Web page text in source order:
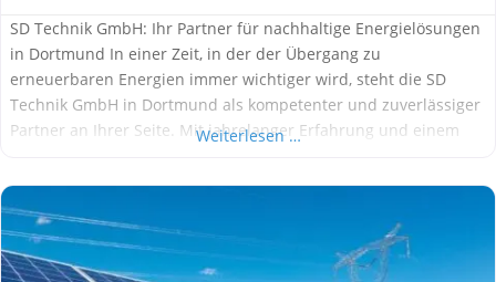
SD Technik GmbH: Ihr Partner für nachhaltige Energielösungen
in Dortmund In einer Zeit, in der der Übergang zu
erneuerbaren Energien immer wichtiger wird, steht die SD
Technik GmbH in Dortmund als kompetenter und zuverlässiger
Partner an Ihrer Seite. Mit jahrelanger Erfahrung und einem
Energiespeicherlösungen für Privat- und
Weiterlesen …